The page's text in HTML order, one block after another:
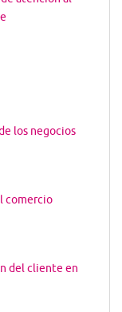
los negocios
comercio
del cliente en